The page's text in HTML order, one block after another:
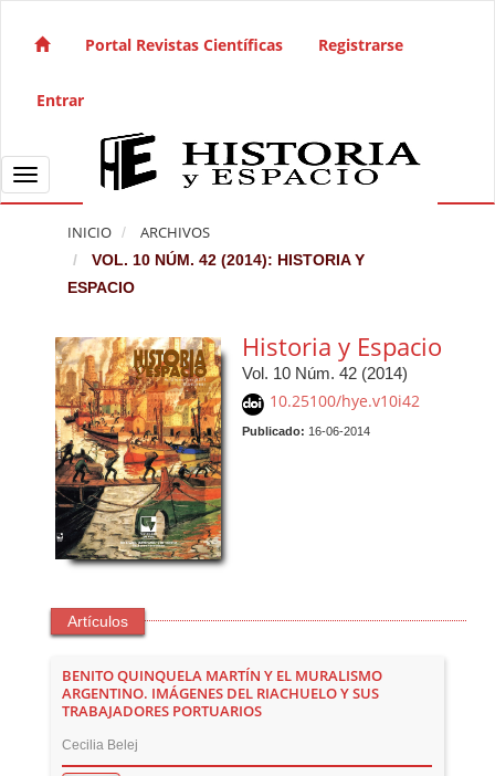
Navegación principal
Barra lateral
Portal Revistas Científicas Registrarse
Entrar
Toggle navigation
INICIO ARCHIVOS
VOL. 10 NÚM. 42 (2014): HISTORIA Y
ESPACIO
Historia y Espacio
Vol. 10 Núm. 42 (2014)
10.25100/hye.v10i42
Publicado: 16-06-2014
Artículos
BENITO QUINQUELA MARTÍN Y EL MURALISMO
ARGENTINO. IMÁGENES DEL RIACHUELO Y SUS
TRABAJADORES PORTUARIOS
Cecilia Belej